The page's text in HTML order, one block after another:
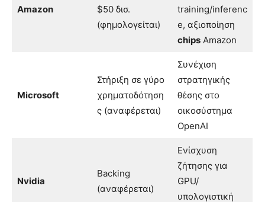
Amazon
$50 δισ.
(φημολογείται)
training/inferenc
e, αξιοποίηση
chipsAmazon
Microsoft
Στήριξη σε γύρο
χρηματοδότηση
ς (αναφέρεται)
Συνέχιση
στρατηγικής
θέσης στο
οικοσύστημα
OpenAI
Nvidia
Backing
(αναφέρεται)
Ενίσχυση
ζήτησης για
GPU/
υπολογιστική